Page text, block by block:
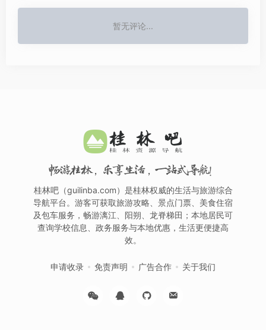
暂无评论...
畅游桂林，乐享生活，一站式导航！
桂林吧（guilinba.com）是桂林权威的生活与旅游综合
导航平台。游客可获取旅游攻略、景点门票、美食住宿
及包车服务，畅游漓江、阳朔、龙脊梯田；本地居民可
查询学校信息、政务服务与本地优惠，生活更便捷高
效。
申请收录 免责声明 广告合作 关于我们